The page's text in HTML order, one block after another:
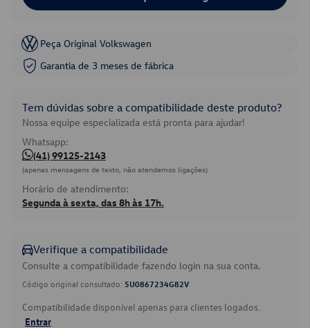
Peça Original Volkswagen
Garantia de 3 meses de fábrica
Tem dúvidas sobre a compatibilidade deste produto?
Nossa equipe especializada está pronta para ajudar!
Whatsapp:
(41) 99125-2143
(apenas mensagens de texto, não atendemos ligações)
Horário de atendimento:
Segunda à sexta, das 8h às 17h.
Verifique a compatibilidade
Consulte a compatibilidade fazendo login na sua conta.
Código original consultado: 5U0867234G82V
Compatibilidade disponível apenas para clientes logados.
Entrar